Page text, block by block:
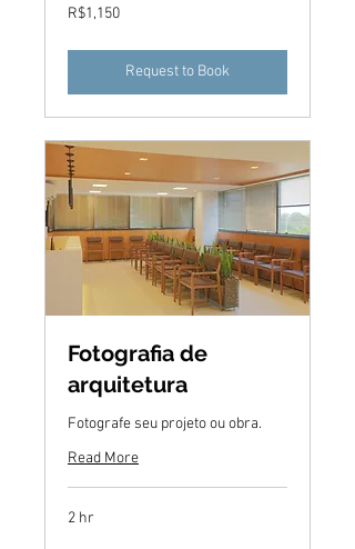
1,150
Brazilian
R$1,150
Request to Book
Fotografia de
arquitetura
Fotografe seu projeto ou obra.
Read More
2 hr